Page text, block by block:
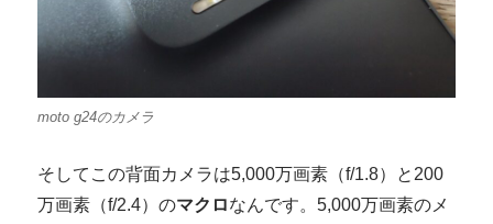
moto g24のカメラ
そしてこの背面カメラは5,000万画素（f/1.8）と200
万画素（f/2.4）のマクロなんです。5,000万画素のメ